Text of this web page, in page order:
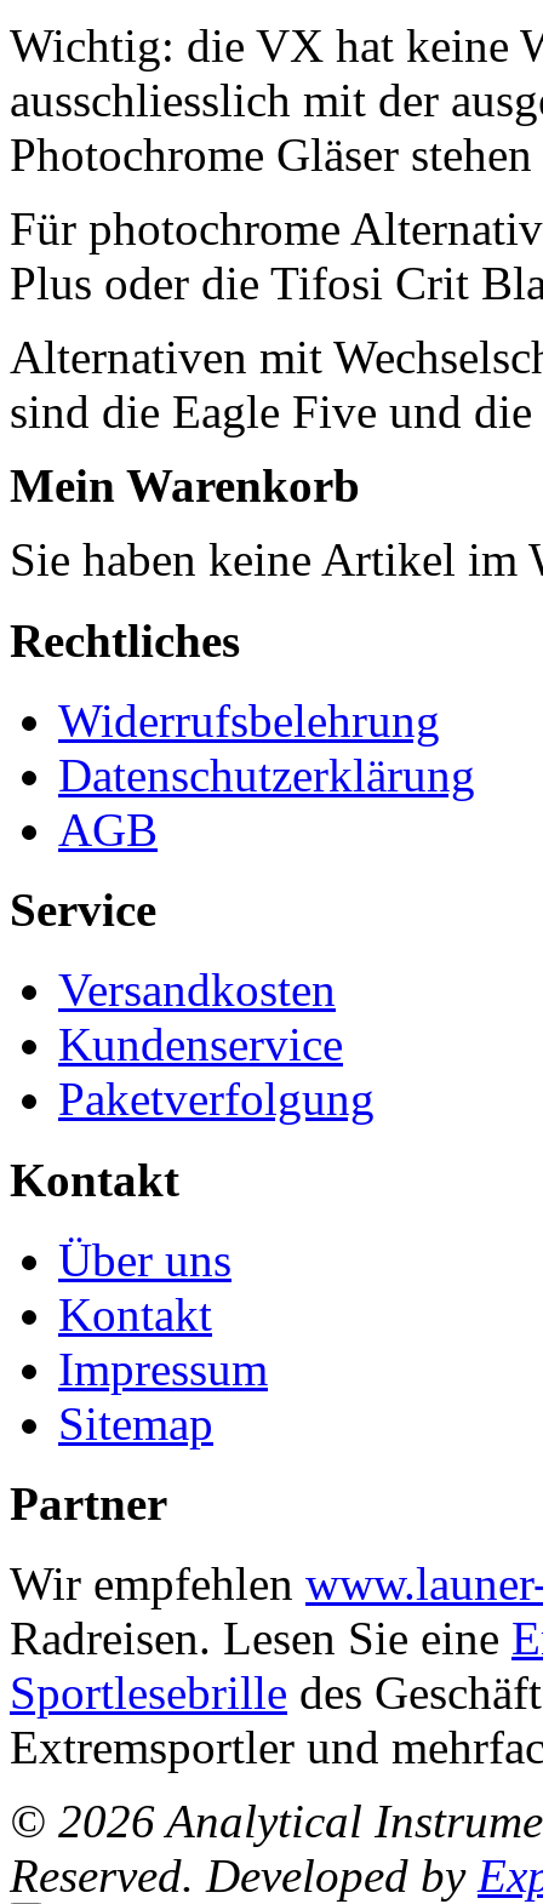
Wichtig: die VX hat keine
ausschliesslich mit der
Photochrome Gläser
Für photochrome
Plus oder die Tifosi Crit
Alternativen mit
sind die Eagle Five und
Mein Warenkorb
Sie haben keine Artikel im
Rechtliches
Widerrufsbelehrung
Datenschutzerklärung
AGB
Service
Versandkosten
Kundenservice
Paketverfolgung
Kontakt
Über uns
Kontakt
Impressum
Sitemap
Partner
Wir empfehlen
Radreisen. Lesen Sie eine
Sportlesebrille des
Extremsportler und
© 2026 Analytical
Reserved. Developed by